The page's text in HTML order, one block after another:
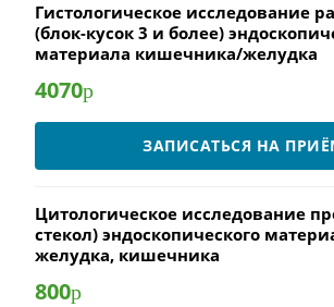
Гистологическое исследование
(блок-кусок 3 и более)
материала кишечника/желудка
4070р
ЗАПИСАТЬСЯ НА
Цитологическое исследование
стекол) эндоскопического
желудка, кишечника
800р